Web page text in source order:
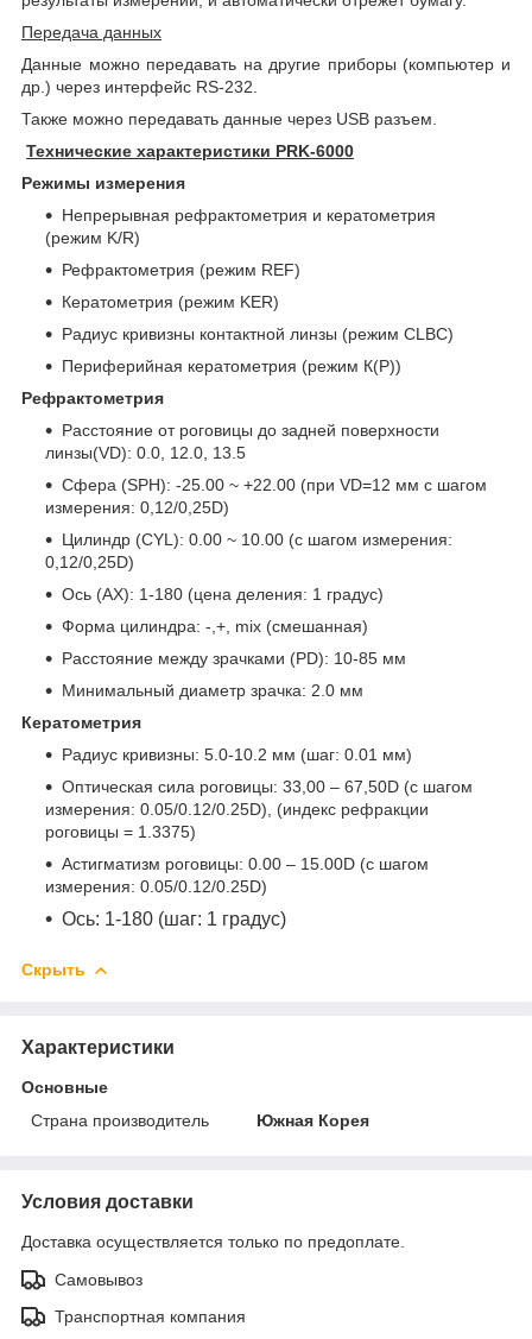
Передача данных
Данные можно передавать на другие приборы (компьютер и
др.) через интерфейс RS-232.
Также можно передавать данные через USB разъем.
Технические характеристики PRK-6000
Режимы измерения
Непрерывная рефрактометрия и кератометрия
(режим K/R)
Рефрактометрия (режим REF)
Кератометрия (режим KER)
Радиус кривизны контактной линзы (режим CLBC)
Периферийная кератометрия (режим К(Р))
Рефрактометрия
Расстояние от роговицы до задней поверхности
линзы(VD): 0.0, 12.0, 13.5
Сфера (SPH): -25.00 ~ +22.00 (при VD=12 мм с шагом
измерения: 0,12/0,25D)
Цилиндр (CYL ): 0.00 ~ 10.00 (с шагом измерения:
0,12/0,25D)
Ось (AX): 1-180 (цена деления: 1 градус)
Форма цилиндра: -,+, mix (смешанная)
Расстояние между зрачками (PD): 10-85 мм
Минимальный диаметр зрачка: 2.0 мм
Кератометрия
Радиус кривизны: 5.0-10.2 мм (шаг: 0.01 мм)
Оптическая сила роговицы: 33,00 – 67,50D (с шагом
измерения: 0.05/0.12/0.25D), (индекс рефракции
роговицы = 1.3375)
Астигматизм роговицы: 0.00 – 15.00D (с шагом
измерения: 0.05/0.12/0.25D)
Ось: 1-180 (шаг: 1 градус)
Скрыть
Характеристики
Основные
Страна производитель
Южная Корея
Условия доставки
Доставка осуществляется только по предоплате.
Самовывоз
Транспортная компания